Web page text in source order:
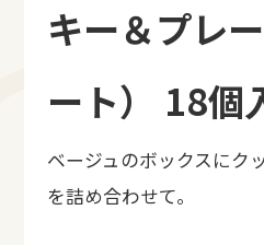
キー＆プレ
ート） 18個
ベージュのボックスにク
を詰め合わせて。